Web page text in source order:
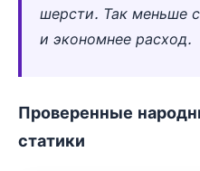
шерсти. Так меньше
и экономнее расход.
Проверенные
статики